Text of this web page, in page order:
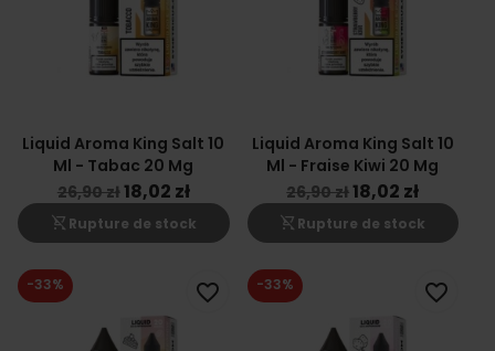
Liquid Aroma King Salt 10
Ml - Tabac 20 Mg
26,90 zł18,02 zł
shopping_cart_off Rupture de stock
Liquid Aroma King Salt 10
Ml - Fraise Kiwi 20 Mg
26,90 zł18,02 zł
shopping_cart_off Rupture de stock
-33% favorite_border -33% favorite_border